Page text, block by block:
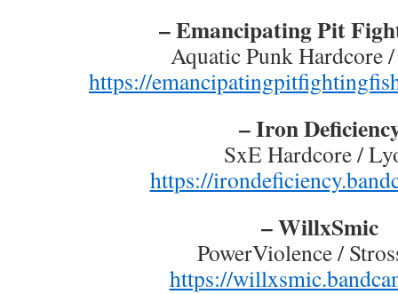
– Emancipating Pit
Aquatic Punk Hardcore /
https://
– Iron
SxE Hardcore /
https://
– WillxSmic
PowerViolence /
https://